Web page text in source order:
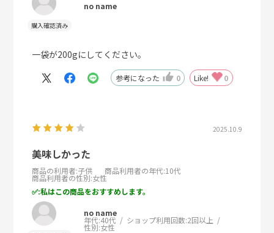
no name
一袋が200gにしてください。
参考になった 0 Like! 0
2025.10.9
美味しかった
商品の利用者:子供 商品利用者の年代:10代
商品利用者の性別:女性
:私はこの商品をおすすめします。
no name
年代:40代 ショップ利用回数:2回以上
性別:女性